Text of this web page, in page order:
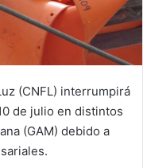
(CNFL) interrumpirá
de julio en distintos
(GAM) debido a